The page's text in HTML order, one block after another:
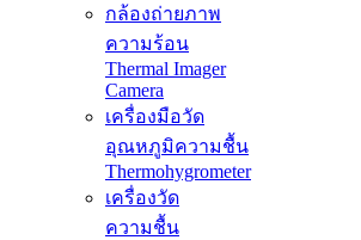
กล้องถ่ายภาพ
ความร้อน
Thermal Imager
Camera
เครื่องมือวัด
อุณหภูมิความชื้น
Thermohygrometer
เครื่องวัด
ความชื้น